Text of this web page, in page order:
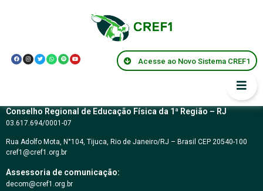
Acesse ao Novo Sistema CREF1
Lei Municipal 7593-
Petrópolis
Conselho Regional de Educação Física da 1ª Região – RJ
03.617.694/0001-07
Rua Adolfo Mota, N°104, Tijuca, Rio de Janeiro/RJ – Brasil CEP 20540-100
cref1@cref1.org.br
Assessoria de comunicação:
decom@cref1.org.br